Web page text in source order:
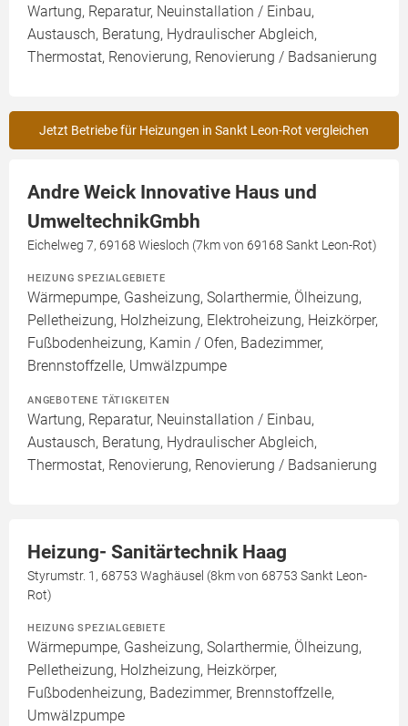
Wartung, Reparatur, Neuinstallation / Einbau,
Austausch, Beratung, Hydraulischer Abgleich,
Thermostat, Renovierung, Renovierung / Badsanierung
Jetzt Betriebe für Heizungen in Sankt Leon-Rot vergleichen
Andre Weick Innovative Haus und
UmweltechnikGmbh
Eichelweg 7, 69168 Wiesloch (7km von 69168 Sankt Leon-Rot)
HEIZUNG SPEZIALGEBIETE
Wärmepumpe, Gasheizung, Solarthermie, Ölheizung,
Pelletheizung, Holzheizung, Elektroheizung, Heizkörper,
Fußbodenheizung, Kamin / Ofen, Badezimmer,
Brennstoffzelle, Umwälzpumpe
ANGEBOTENE TÄTIGKEITEN
Wartung, Reparatur, Neuinstallation / Einbau,
Austausch, Beratung, Hydraulischer Abgleich,
Thermostat, Renovierung, Renovierung / Badsanierung
Heizung- Sanitärtechnik Haag
Styrumstr. 1, 68753 Waghäusel (8km von 68753 Sankt Leon-
Rot)
HEIZUNG SPEZIALGEBIETE
Wärmepumpe, Gasheizung, Solarthermie, Ölheizung,
Pelletheizung, Holzheizung, Heizkörper,
Fußbodenheizung, Badezimmer, Brennstoffzelle,
Umwälzpumpe